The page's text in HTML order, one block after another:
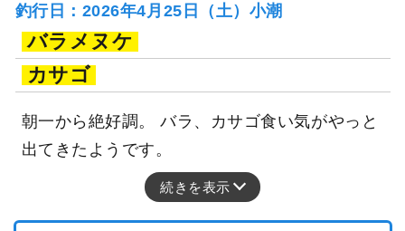
釣行日：2026年4月25日（土）小潮
バラメヌケ
カサゴ
朝一から絶好調。 バラ、カサゴ食い気がやっと
出てきたようです。
続きを表示